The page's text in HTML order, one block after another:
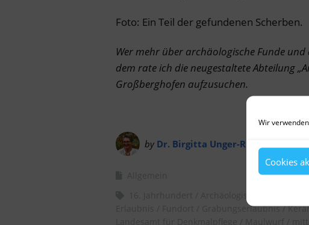
Wir
Cookies
Foto: Ein Teil der gefundenen Scherben.
Wer mehr über archäologische Funde
dem rate ich die neugestaltete Abteilung
Großberghofen aufzusuchen.
by Dr. Birgitta Unger-Richter
Grabungserlaubnis